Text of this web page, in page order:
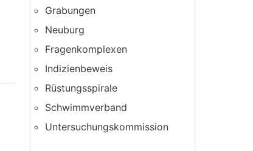
Grabungen
Neuburg
Fragenkomplexen
Indizienbeweis
Rüstungsspirale
Schwimmverband
Untersuchungskommission